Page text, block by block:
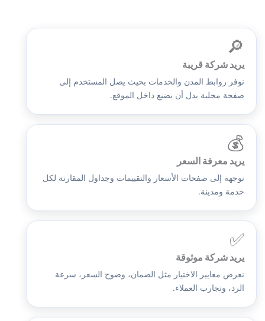
🔎
يريد شركة قريبة
نوفر روابط المدن والخدمات بحيث يصل المستخدم إلى
صفحة محلية بدل أن يضيع داخل الموقع.
💰
يريد معرفة السعر
نوجهه إلى صفحات الأسعار والتقييمات وجداول المقارنة لكل
خدمة ومدينة.
✅
يريد شركة موثوقة
نعرض معايير الاختيار مثل الضمان، وضوح السعر، سرعة
الرد، وتجارب العملاء.